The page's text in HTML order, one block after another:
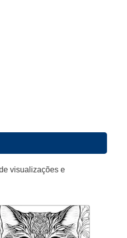
visualizações e